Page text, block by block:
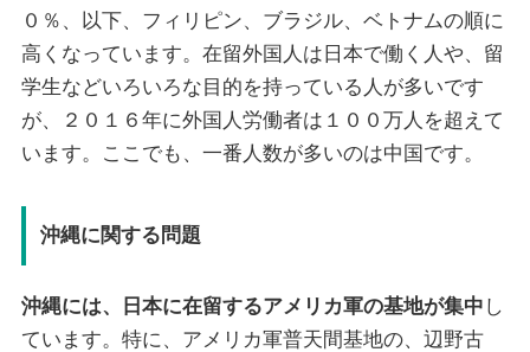
０％、以下、フィリピン、ブラジル、ベトナムの順に
高くなっています。在留外国人は日本で働く人や、留
学生などいろいろな目的を持っている人が多いです
が、２０１６年に外国人労働者は１００万人を超えて
います。ここでも、一番人数が多いのは中国です。
沖縄に関する問題
沖縄には、日本に在留するアメリカ軍の基地が集中 し
ています。特に、アメリカ軍普天間基地の、辺野古